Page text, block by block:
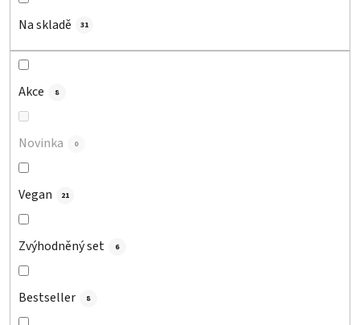
u
Na skladě 31
Akce 8
Novinka 0
Vegan 21
Zvýhodněný set 6
Bestseller 8